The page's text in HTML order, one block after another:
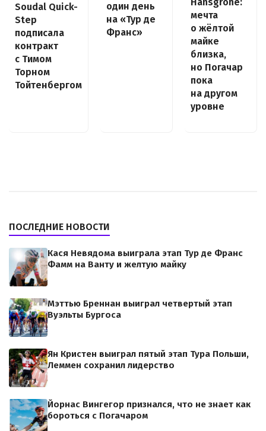
Soudal Quick-
Step
подписала
контракт
с Тимом
Торном
Тойтенбергом
один день
на «Тур де
Франс»
Hansgrohe:
мечта
о жёлтой
майке
близка,
но Погачар
пока
на другом
уровне
ПОСЛЕДНИЕ НОВОСТИ
Кася Невядома выиграла этап Тур де Франс
Фамм на Ванту и желтую майку
Мэттью Бреннан выиграл четвертый этап
Вуэльты Бургоса
Ян Кристен выиграл пятый этап Тура Польши,
Леммен сохранил лидерство
Йорнас Вингегор признался, что не знает как
бороться с Погачаром